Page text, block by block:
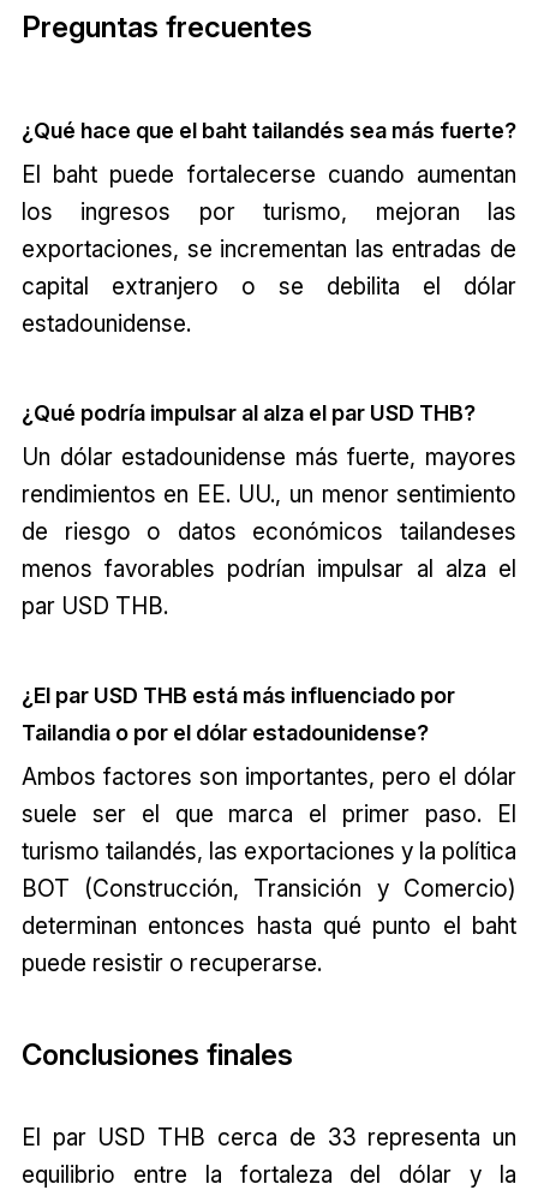
Preguntas frecuentes
¿Qué hace que el baht tailandés sea más fuerte?
El baht puede fortalecerse cuando aumentan
los ingresos por turismo, mejoran las
exportaciones, se incrementan las entradas de
capital extranjero o se debilita el dólar
estadounidense.
¿Qué podría impulsar al alza el par USD THB?
Un dólar estadounidense más fuerte, mayores
rendimientos en EE. UU., un menor sentimiento
de riesgo o datos económicos tailandeses
menos favorables podrían impulsar al alza el
par USD THB.
¿El par USD THB está más influenciado por
Tailandia o por el dólar estadounidense?
Ambos factores son importantes, pero el dólar
suele ser el que marca el primer paso. El
turismo tailandés, las exportaciones y la política
BOT (Construcción, Transición y Comercio)
determinan entonces hasta qué punto el baht
puede resistir o recuperarse.
Conclusiones finales
El par USD THB cerca de 33 representa un
equilibrio entre la fortaleza del dólar y la